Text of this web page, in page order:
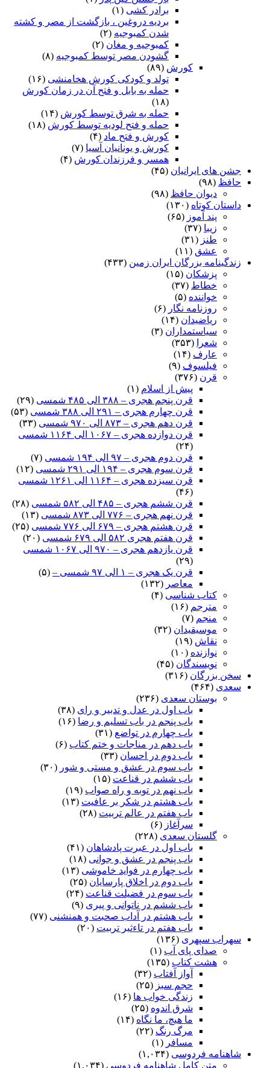
برادر کشی (۱)
بردیه دروغین ، بازگشت از مصر و کشته
شدن کمبوجیه (۲)
کمبوجیه و مغان (۲)
گشودن مصر توسط کمبوجیه (۸)
کورش (۸۹)
تولد و کودکی کورش هخامنشی (۱۶)
حمله به بابل و فتح آن در زمان کورش
(۱۸)
حمله به شرق توسط کورش (۱۴)
حمله و فتح لودیه توسط کورش (۱۸)
کورش و فتح ماد (۴)
کورش و یونانیان آسیا (۷)
همسر و فرزندان کورش (۴)
جشن های ایرانیان (۴۵)
حافظ (۹۸)
دیوان حافظ (۹۸)
داستان کوتاه (۱۳۰)
پند آموز (۶۵)
زیبا (۳۷)
طنز (۳۱)
عشق (۱۱)
زندگینامه بزرگان ایران زمین (۴۳۳)
پزشکان (۱۵)
خطاط (۳۷)
خواننده (۵)
روزنامه نگار (۶)
ریاضیدان (۱۴)
سیاستمداران (۳)
شعرا
(۳۵۳)
عارف (۱۴)
فیلسوف (۹)
قرن (۳۷۶)
پیش از اسلام (۱)
قرن پنجم هجری – ۳۸۸ الی ۴۸۵ شمسی
(۲۹)
قرن چهارم هجری – ۲۹۱ الی ۳۸۸ شمسی
(۵۳)
قرن دهم هجری – ۸۷۳ الی ۹۷۰ شمسی
(۳۳)
قرن دوازده هجری – ۱۰۶۷ الی ۱۱۶۴ شمسی
(۲۴)
قرن دوم هجری – ۹۷ الی ۱۹۴ شمسی
(۷)
قرن سوم هجری – ۱۹۴ الی ۲۹۱ شمسی
(۱۲)
قرن سیزده هجری – ۱۱۶۴ الی ۱۲۶۱ شمسی
(۴۶)
قرن ششم هجری – ۴۸۵ الی ۵۸۲ شمسی
(۲۸)
قرن نهم هجری – ۷۷۶ الی ۸۷۳ شمسی
(۱۳)
قرن هشتم هجری – ۶۷۹ الی ۷۷۶ شمسی
(۲۵)
قرن هفتم هجری ۵۸۲ الی ۶۷۹ شمسی
(۲۰)
قرن یازدهم هجری – ۹۷۰ الی ۱۰۶۷ شمسی
(۲۹)
قرن یک هجری – ۱ الی ۹۷ شمسی –
(۵)
معاصر (۱۳۲)
کتاب شناسی (۴)
مترجم (۱۶)
منجم (۷)
موسیقیدان (۳۲)
نقاش (۱۹)
نوازنده (۱۰)
نویسندگان (۴۵)
سخن بزرگان (۳۱۶)
سعدی (۴۶۴)
بوستان سعدی (۲۳۶)
باب اول در عدل و تدبیر و رای (۳۸)
باب پنجم در باب تسلیم و رضا (۱۶)
باب چهارم در تواضع (۳۱)
باب دهم در مناجات و ختم کتاب (۶)
باب دوم در احسان (۳۳)
باب سوم در عشق و مستی و شور (۳۰)
باب ششم در قناعت (۱۵)
باب نهم در توبه و راه صواب (۱۹)
باب هشتم در شکر بر عافیت (۱۳)
باب هفتم در عالم تربیت (۲۸)
سرآغاز (۶)
گلستان سعدی (۲۲۸)
باب اول در عبرت پادشاهان (۴۱)
باب پنجم در عشق و جوانى (۱۸)
باب چهارم در فواید خاموشى (۱۳)
باب دوم در اخلاق پارسایان (۲۵)
باب سوم در فضیلت قناعت (۲۴)
باب ششم در ناتوانى و پیرى (۹)
باب هشتم در آداب صحبت و همنشنى (۷۷)
باب هفتم در تاءثیر تربیت (۲۰)
سهراب سپهری (۱۳۶)
صدای پای آب (۱)
هشت کتاب (۱۳۵)
آواز آفتاب (۳۲)
حجم سبز (۲۵)
زندگی خواب ها (۱۶)
شرق اندوه (۲۵)
ما هیچ، ما نگاه (۱۴)
مرگ رنگ (۲۲)
مسافر (۱)
شاهنامه فردوسی (۱,۰۳۴)
متن کامل شاهنامه فردوسی (۱,۰۳۴)